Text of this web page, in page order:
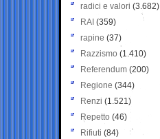
radici e valori (3.682)
RAI (359)
rapine (37)
Razzismo (1.410)
Referendum (200)
Regione (344)
Renzi (1.521)
Repetto (46)
Rifiuti (84)